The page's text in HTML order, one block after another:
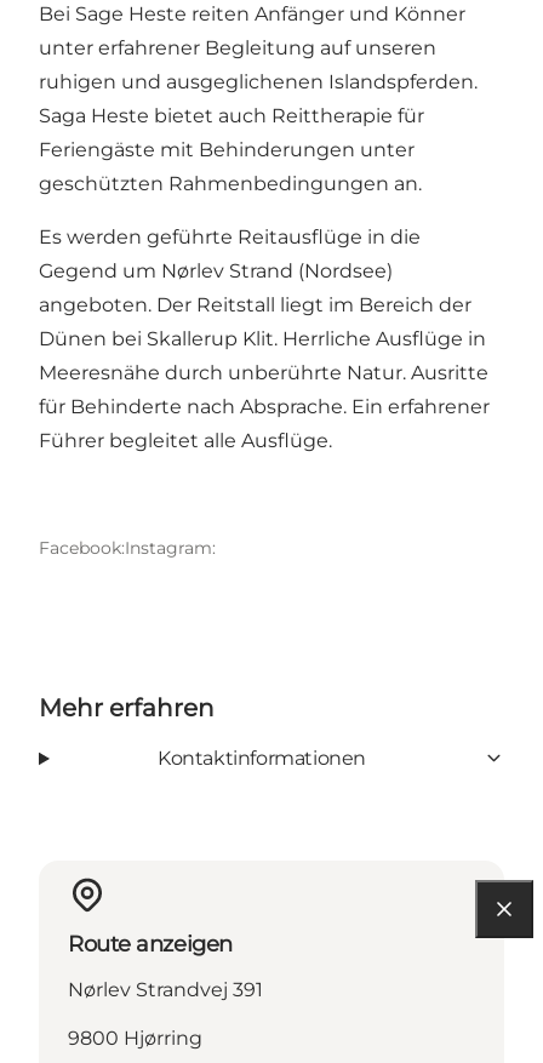
Bei Sage Heste reiten Anfänger und Könner
unter erfahrener Begleitung auf unseren
ruhigen und ausgeglichenen Islandspferden.
Saga Heste bietet auch Reittherapie für
Feriengäste mit Behinderungen unter
geschützten Rahmenbedingungen an.
Es werden geführte Reitausflüge in die
Gegend um Nørlev Strand (Nordsee)
angeboten. Der Reitstall liegt im Bereich der
Dünen bei Skallerup Klit. Herrliche Ausflüge in
Meeresnähe durch unberührte Natur. Ausritte
für Behinderte nach Absprache. Ein erfahrener
Führer begleitet alle Ausflüge.
Facebook:Instagram:
Mehr erfahren
Kontaktinformationen
Route anzeigen
Nørlev Strandvej 391
9800 Hjørring